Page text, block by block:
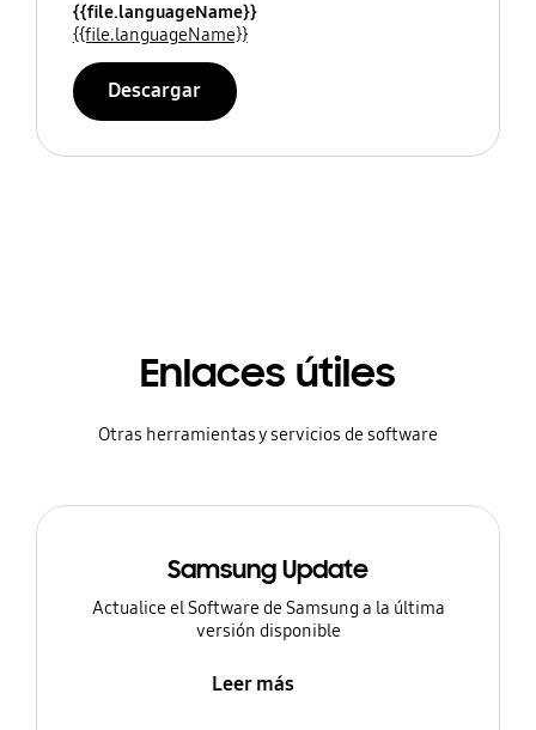
{{file.languageName}}
{{file.languageName}}
Descargar
Enlaces útiles
Otras herramientas y servicios de software
Samsung Update
Actualice el Software de Samsung a la última
versión disponible
Leer más